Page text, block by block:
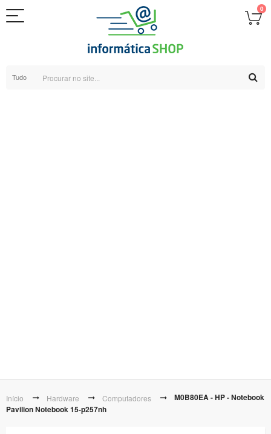
0
Tudo
Início Hardware Computadores
M0B80EA - HP - Notebook
Pavilion Notebook 15-p257nh